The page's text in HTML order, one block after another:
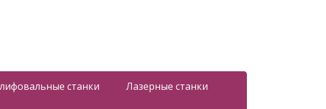
станки Лазерные станки